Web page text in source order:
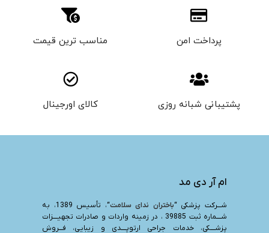
پرداخت امن مناسب ترین قیمت
پشتیبانی شبانه روزی کالای اورجینال
ام آر دی مد
شـــرکت پزشکی “باختران ندای سلامت
“، تأسیس 1389، به
شــــماره ثبت 39885 ، در زمینه واردات و صادرات تجهیــــزات
پزشــــکی، خدمات جراحی ارتوپــــدی و زیبایی، فـــروش